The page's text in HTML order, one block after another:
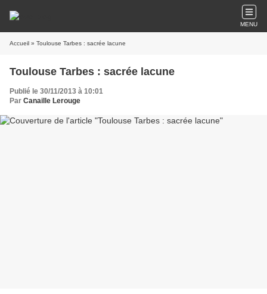
MENU
Accueil » Toulouse Tarbes : sacrée lacune
Toulouse Tarbes : sacrée lacune
Publié le 30/11/2013 à 10:01
Par Canaille Lerouge